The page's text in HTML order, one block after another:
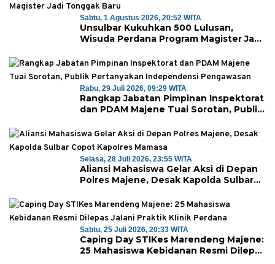
Sabtu, 1 Agustus 2026, 20:52 WITA
Unsulbar Kukuhkan 500 Lulusan,
Wisuda Perdana Program Magister Jadi
Rabu, 29 Juli 2026, 09:29 WITA
Rangkap Jabatan Pimpinan Inspektorat
dan PDAM Majene Tuai Sorotan, Publik
Pengawasan
Selasa, 28 Juli 2026, 23:55 WITA
Aliansi Mahasiswa Gelar Aksi di Depan
Polres Majene, Desak Kapolda Sulbar
Sabtu, 25 Juli 2026, 20:33 WITA
Caping Day STIKes Marendeng Majene:
25 Mahasiswa Kebidanan Resmi Dilepas